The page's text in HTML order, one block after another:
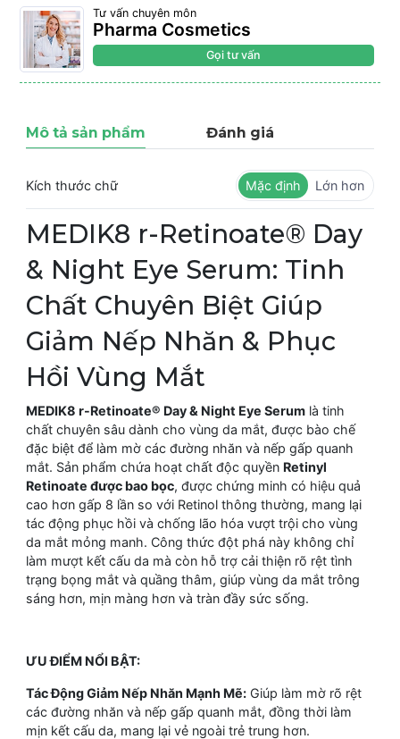
Tư vấn chuyên môn
Pharma Cosmetics
Gọi tư vấn
Mô tả sản phẩm Đánh giá
Kích thước chữ Mặc định Lớn hơn
MEDIK8 r-Retinoate® Day
& Night Eye Serum: Tinh
Chất Chuyên Biệt Giúp
Giảm Nếp Nhăn & Phục
Hồi Vùng Mắt
MEDIK8 r-Retinoate® Day & Night Eye Serum là tinh
chất chuyên sâu dành cho vùng da mắt, được bào chế
đặc biệt để làm mờ các đường nhăn và nếp gấp quanh
mắt. Sản phẩm chứa hoạt chất độc quyền Retinyl
Retinoate được bao bọc, được chứng minh có hiệu quả
cao hơn gấp 8 lần so với Retinol thông thường, mang lại
tác động phục hồi và chống lão hóa vượt trội cho vùng
da mắt mỏng manh. Công thức đột phá này không chỉ
làm mượt kết cấu da mà còn hỗ trợ cải thiện rõ rệt tình
trạng bọng mắt và quầng thâm, giúp vùng da mắt trông
sáng hơn, mịn màng hơn và tràn đầy sức sống.
ƯU ĐIỂM NỔI BẬT:
Tác Động Giảm Nếp Nhăn Mạnh Mẽ: Giúp làm mờ rõ rệt
các đường nhăn và nếp gấp quanh mắt, đồng thời làm
mịn kết cấu da, mang lại vẻ ngoài trẻ trung hơn.